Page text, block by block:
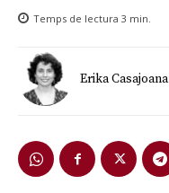
Temps de lectura 3 min.
Erika Casajoana